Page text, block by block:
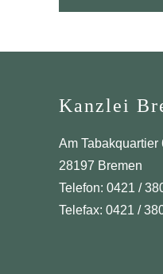
Kanzlei
Am Tabakquartier
28197 Bremen
Telefon: 0421 /
Telefax: 0421 /